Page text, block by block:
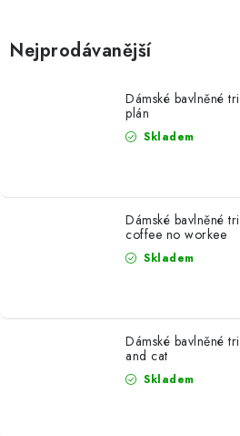
Kontakty
Nejprodávanější
Dámské bavlněné
plán
Skladem
Dámské bavlněné
coffee no workee
Skladem
Dámské bavlněné
and cat
Skladem